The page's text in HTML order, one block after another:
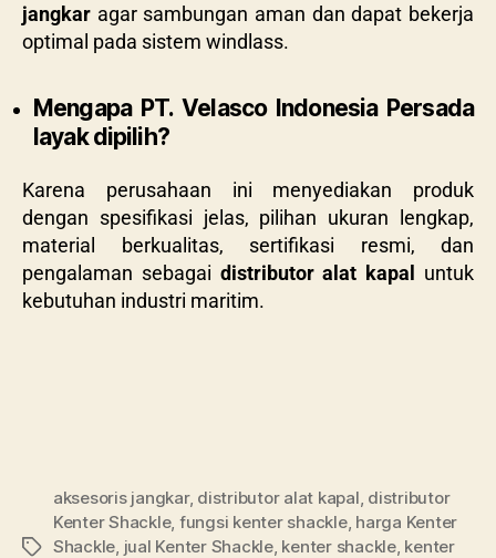
jangkar agar sambungan aman dan dapat bekerja
optimal pada sistem windlass.
Mengapa PT. Velasco Indonesia Persada
layak dipilih?
Karena perusahaan ini menyediakan produk
dengan spesifikasi jelas, pilihan ukuran lengkap,
material berkualitas, sertifikasi resmi, dan
pengalaman sebagai distributor alat kapal
untuk
kebutuhan industri maritim.
aksesoris jangkar, distributor alat kapal, distributor
Kenter Shackle, fungsi kenter shackle, harga Kenter
Shackle, jual Kenter Shackle, kenter shackle, kenter